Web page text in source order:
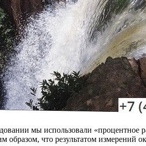
мы использовали «процентное
что результатом измерений